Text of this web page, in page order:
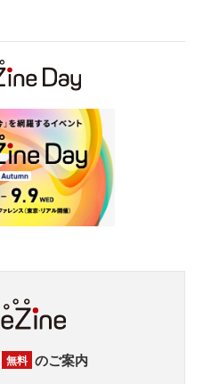
無料 のご案内